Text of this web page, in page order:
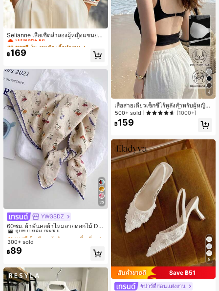
Selianne เสื้อเชิ้ตลำลองผู้หญิงแขนยา
ว คอวีเว้า ลายดอกไม้
#2 ขายดี
ใน งานปัก เสื้อทำงาน
เหลือแค่2ชิ้น
#2 ขายดี ใน งานปัก เสื้อทำงาน
เหลือแค่2ชิ้น
#2 ขายดี ใน งานปัก เสื้อทำงาน
เหลือแค่2ชิ้น
เหลือแค่2ชิ้น
฿169
23
YWGSDZ
60ซม. ผ้าพันคอผ้าไหมลายดอกไม้ Dit
sy สีเบจ, เครื่องประดับใหม่สำหรับผู้หญิ
งฤดูใบไม้ผลิ/ฤดูใบไม้ร่วง, ผ้าพันคอผืน
บางอเนกประสงค์หรูหรา
#1 ขายดี
ลูกค้ากลับมาซื้อซ้ำ!
#1 ขายดี
ลูกค้ากลับมาซื้อซ้ำ!
#1 ขายดี
ลูกค้ากลับมาซื้อซ้ำ!
#1 ขายดี
ใน สีเบจ ผ้าพันคอทรงสี่เหลี่ยมและผ้าพันคอสำหรับผู้
300+ sold
฿89
4
เสื้อสายเดี่ยวเซ็กซี่ไร้หลังสำหรับผู้หญิง
พร้อมบราแบบมีฟองน้ำ, เสื้อกล้ามแขน
กุด, เสื้อลำลองสีดำสำหรับฤดูร้อน
500+ sold (1000+)
฿159
5
Save ฿51
#ปาร์ตี้ก่อนแต่งงาน